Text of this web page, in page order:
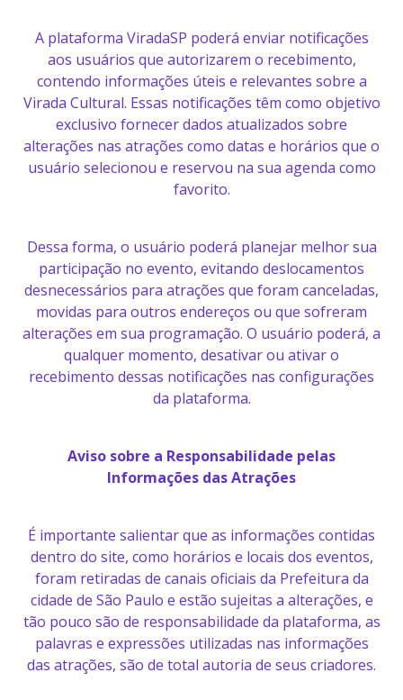
A plataforma ViradaSP poderá enviar notificações
aos usuários que autorizarem o recebimento,
contendo informações úteis e relevantes sobre a
Virada Cultural. Essas notificações têm como objetivo
exclusivo fornecer dados atualizados sobre
alterações nas atrações como datas e horários que o
usuário selecionou e reservou na sua agenda como
favorito.
Dessa forma, o usuário poderá planejar melhor sua
participação no evento, evitando deslocamentos
desnecessários para atrações que foram canceladas,
movidas para outros endereços ou que sofreram
alterações em sua programação. O usuário poderá, a
qualquer momento, desativar ou ativar o
recebimento dessas notificações nas configurações
da plataforma.
Aviso sobre a Responsabilidade pelas
Informações das Atrações
É importante salientar que as informações contidas
dentro do site, como horários e locais dos eventos,
foram retiradas de canais oficiais da Prefeitura da
cidade de São Paulo e estão sujeitas a alterações, e
tão pouco são de responsabilidade da plataforma, as
palavras e expressões utilizadas nas informações
das atrações, são de total autoria de seus criadores.